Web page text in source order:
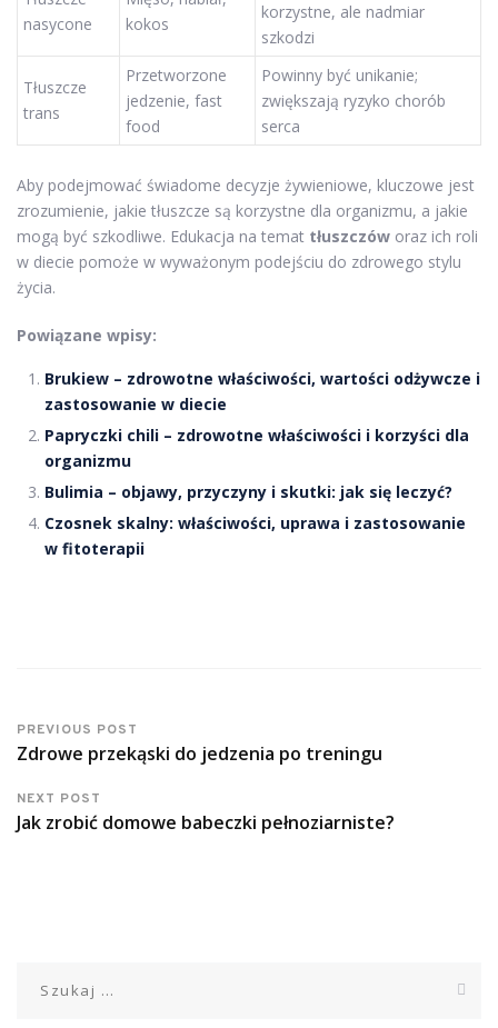
nasycone
kokos
korzystne, ale nadmiar
szkodzi
Tłuszcze
trans
Przetworzone
jedzenie, fast
food
Powinny być unikanie;
zwiększają ryzyko chorób
serca
Aby podejmować świadome decyzje żywieniowe, kluczowe jest
zrozumienie, jakie tłuszcze są korzystne dla organizmu, a jakie
mogą być szkodliwe. Edukacja na temat tłuszczów oraz ich roli
w diecie pomoże w wyważonym podejściu do zdrowego stylu
życia.
Powiązane wpisy:
Brukiew – zdrowotne właściwości, wartości odżywcze i
zastosowanie w diecie
Papryczki chili – zdrowotne właściwości i korzyści dla
organizmu
Bulimia – objawy, przyczyny i skutki: jak się leczyć?
Czosnek skalny: właściwości, uprawa i zastosowanie
w fitoterapii
PREVIOUS POST
Zdrowe przekąski do jedzenia po treningu
NEXT POST
Jak zrobić domowe babeczki pełnoziarniste?